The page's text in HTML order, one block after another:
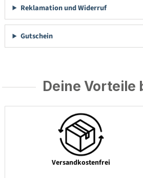
Reklamation und Widerruf
Gutschein
Deine Vorteile
Versandkostenfrei